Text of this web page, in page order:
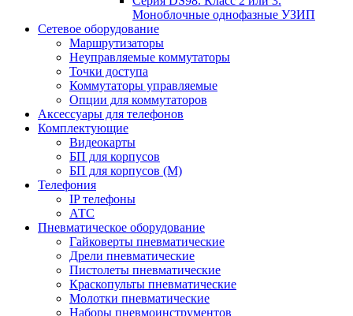
Моноблочные однофазные УЗИП
Сетевое оборудование
Маршрутизаторы
Неуправляемые коммутаторы
Точки доступа
Коммутаторы управляемые
Опции для коммутаторов
Аксессуары для телефонов
Комплектующие
Видеокарты
БП для корпусов
БП для корпусов (М)
Телефония
IP телефоны
АТС
Пневматическое оборудование
Гайковерты пневматические
Дрели пневматические
Пистолеты пневматические
Краскопульты пневматические
Молотки пневматические
Наборы пневмоинструментов